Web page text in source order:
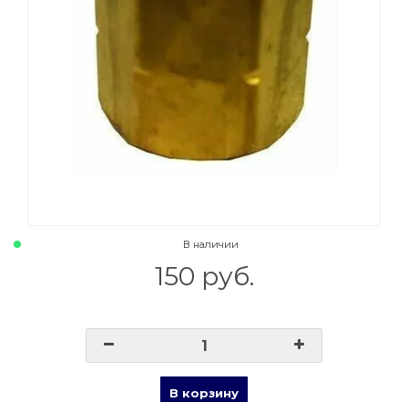
020 Сварочные посты
015 Рукава
Товары маркетплейсов
В наличии
150 руб.
В корзину